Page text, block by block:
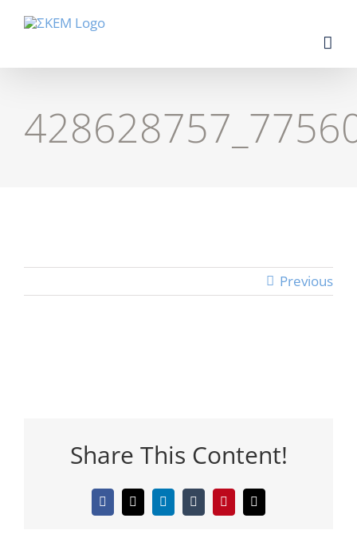
Skip
content
Previous
Share This Content!
FacebookTwitterLinkedInTumblrPinterestEmail